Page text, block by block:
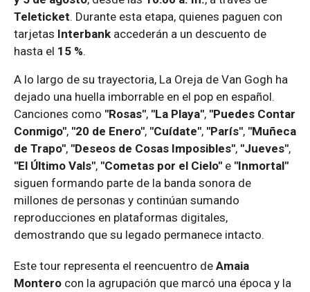
Teleticket. Durante esta etapa, quienes paguen con
tarjetas Interbank accederán a un descuento de
hasta el 15 %.
A lo largo de su trayectoria, La Oreja de Van Gogh ha
dejado una huella imborrable en el pop en español.
Canciones como "Rosas", "La Playa", "Puedes Contar
Conmigo", "20 de Enero", "Cuídate", "París", "Muñeca
de Trapo", "Deseos de Cosas Imposibles", "Jueves",
"El Último Vals", "Cometas por el Cielo" e "Inmortal"
siguen formando parte de la banda sonora de
millones de personas y continúan sumando
reproducciones en plataformas digitales,
demostrando que su legado permanece intacto.
Este tour representa el reencuentro de Amaia
Montero con la agrupación que marcó una época y la